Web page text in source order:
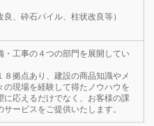
、砕石パイル、柱状改良等）
・工事の４つの部門を展開してい
８拠点あり、建設の商品知識やメ
の現場を経験して得たノウハウを
に応えるだけでなく、お客様の課
ービスをご提供いたします。